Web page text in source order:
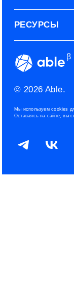
Используйте
Эксперты
ROI рекрутинга
О нас
Наши
Условия
РЕСУРСЫ
Сообщество
© 2026 Able.
Мы используем cookies
Оставаясь на сайте, вы